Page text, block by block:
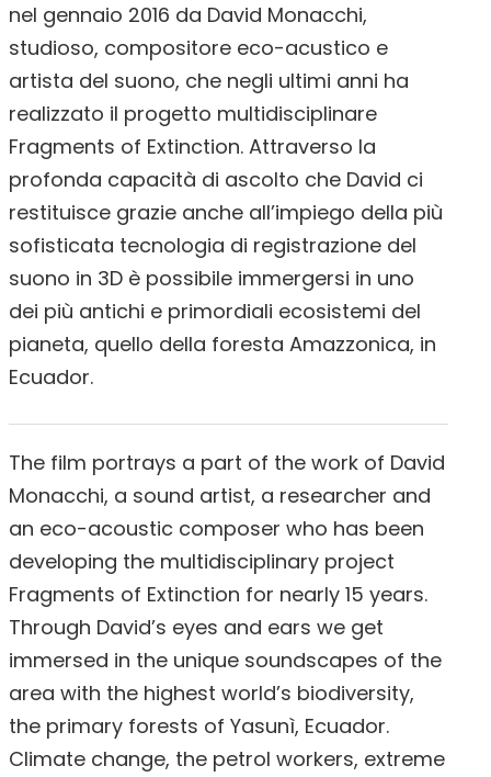
nel gennaio 2016 da David Monacchi,
studioso, compositore eco-acustico e
artista del suono, che negli ultimi anni ha
realizzato il progetto multidisciplinare
Fragments of Extinction. Attraverso la
profonda capacità di ascolto che David ci
restituisce grazie anche all’impiego della più
sofisticata tecnologia di registrazione del
suono in 3D è possibile immergersi in uno
dei più antichi e primordiali ecosistemi del
pianeta, quello della foresta Amazzonica, in
Ecuador.
The film portrays a part of the work of David
Monacchi, a sound artist, a researcher and
an eco-acoustic composer who has been
developing the multidisciplinary project
Fragments of Extinction for nearly 15 years.
Through David’s eyes and ears we get
immersed in the unique soundscapes of the
area with the highest world’s biodiversity,
the primary forests of Yasunì, Ecuador.
Climate change, the petrol workers, extreme